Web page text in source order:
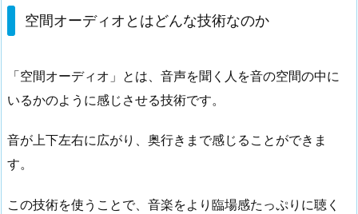
空間オーディオとはどんな技術なのか
「空間オーディオ」とは、音声を聞く人を音の空間の中に
いるかのように感じさせる技術です。
音が上下左右に広がり、奥行きまで感じることができま
す。
この技術を使うことで、音楽をより臨場感たっぷりに聴く